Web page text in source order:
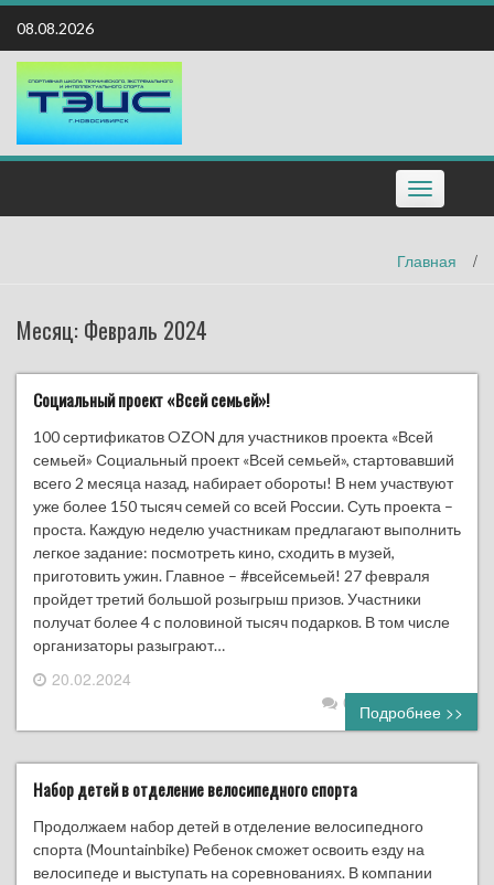
Наверх
08.08.2026
Toggle
navigation
Главная /
Месяц: Февраль 2024
Социальный проект «Всей семьей»!
100 сертификатов OZON для участников проекта «Всей
семьей» Социальный проект «Всей семьей», стартовавший
всего 2 месяца назад, набирает обороты! В нем участвуют
уже более 150 тысяч семей со всей России. Суть проекта –
проста. Каждую неделю участникам предлагают выполнить
легкое задание: посмотреть кино, сходить в музей,
приготовить ужин. Главное – #всейсемьей! 27 февраля
пройдет третий большой розыгрыш призов. Участники
получат более 4 с половиной тысяч подарков. В том числе
организаторы разыграют…
20.02.2024
0 комментариев
Подробнее >>
Набор детей в отделение велосипедного спорта
Продолжаем набор детей в отделение велосипедного
спорта (Mountainbike) Ребенок сможет освоить езду на
велосипеде и выступать на соревнованиях. В компании